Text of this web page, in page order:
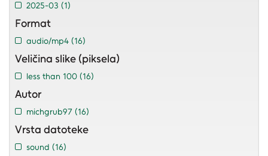
2025-03 (1)
Format
audio/mp4 (16)
Veličina slike (piksela)
less than 100 (16)
Autor
michgrub97 (16)
Vrsta datoteke
sound (16)